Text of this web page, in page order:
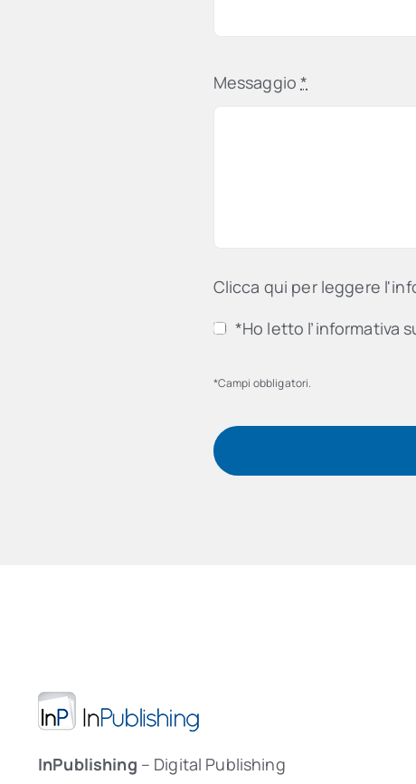
Messaggio*
Clicca qui per leggere
*Ho letto l’informativa
*Campi obbligatori.
InPublishing – Digital Publishing